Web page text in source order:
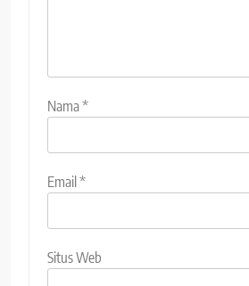
Nama*
Email*
Situs Web